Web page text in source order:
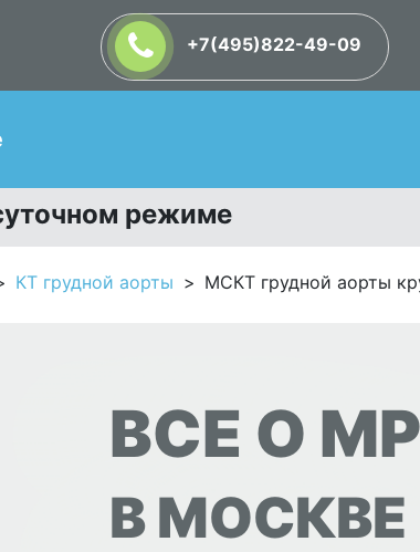
+7(495)822-49-09
режиме
КТ грудной аорты МСКТ грудной аорты
ВСЕ О
В МОСКВЕ